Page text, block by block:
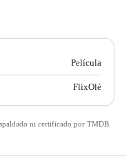
Película
FlixOlé
ni certificado por TMDB.